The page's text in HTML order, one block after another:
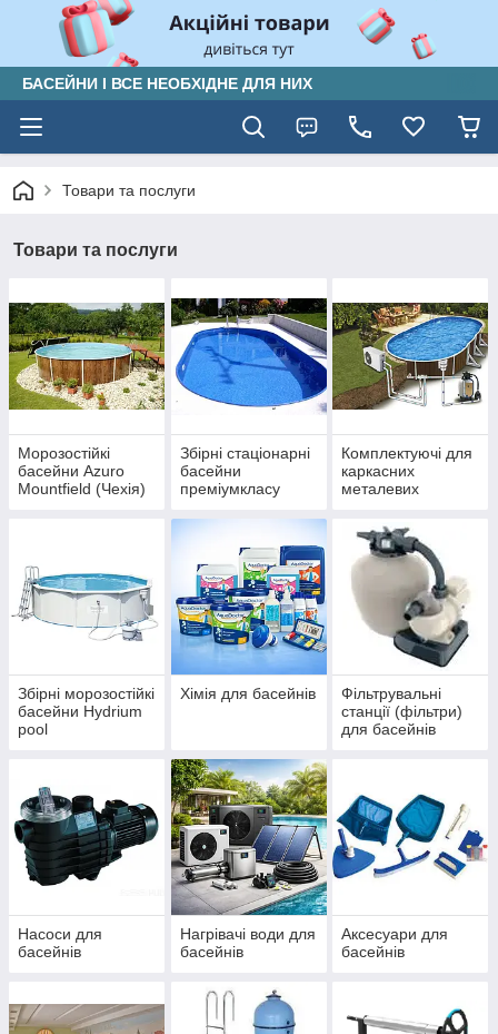
БАСЕЙНИ І ВСЕ НЕОБХІДНЕ ДЛЯ НИХ
Товари та послуги
Товари та послуги
Морозостійкі
басейни Azuro
Mountfield (Чехія)
Збірні стаціонарні
басейни
преміумкласу
(ЧЕХІЯ)
Комплектуючі для
каркасних
металевих
Збірні морозостійкі
басейни Hydrium
pool
Хімія для басейнів
Фільтрувальні
станції (фільтри)
для басейнів
Насоси для
басейнів
Нагрівачі води для
басейнів
Аксесуари для
басейнів